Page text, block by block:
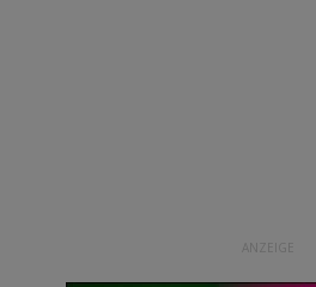
ANZEIGE